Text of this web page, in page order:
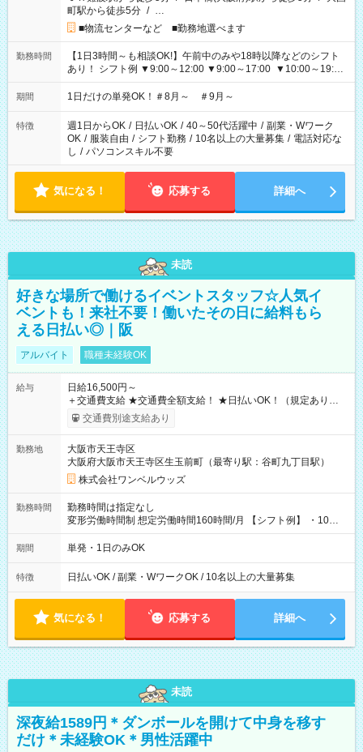
町駅から徒歩5分 / …
■物流センターなど ■勤務地選べます
勤務時間
【1日3時間～も相談OK!】午前中のみや18時以降などのシフト
あり！ シフト例 ▼9:00～12:00 ▼9:00～17:00 ▼10:00～19:00
▼18:00～21:00
期間 1日だけの単発OK！＃8月～ ＃9月～
特徴 週1日からOK / 日払いOK / 40～50代活躍中 / 副業・Wワーク
OK / 服装自由 / シフト勤務 / 10名以上の大量募集 / 電話対応な
し / パソコンスキル不要
気になる！ 応募する 詳細へ
未読
好きな場所で働けるイベントスタッフ☆人気イ
ベントも！来社不要！働いたその日に給料もら
える日払い◎｜阪
アルバイト 職種未経験OK
給与
日給16,500円～
＋交通費支給 ★交通費全額支給！ ★日払いOK！（規定あり） ┗
働いたその日に現金GET♪ お仕事後はコンビニATMから 日払
交通費別途支給あり
勤務地
大阪市天王寺区
大阪府大阪市天王寺区生玉前町（最寄り駅：谷町九丁目駅）
株式会社ワンベルウッズ
勤務時間
勤務時間は指定なし
変形労働時間制 想定労働時間160時間/月 【シフト例】 ・10：
00～20：00
期間 単発・1日のみOK
特徴 日払いOK / 副業・WワークOK / 10名以上の大量募集
気になる！ 応募する 詳細へ
未読
深夜給1589円＊ダンボールを開けて中身を移す
だけ＊未経験OK＊男性活躍中